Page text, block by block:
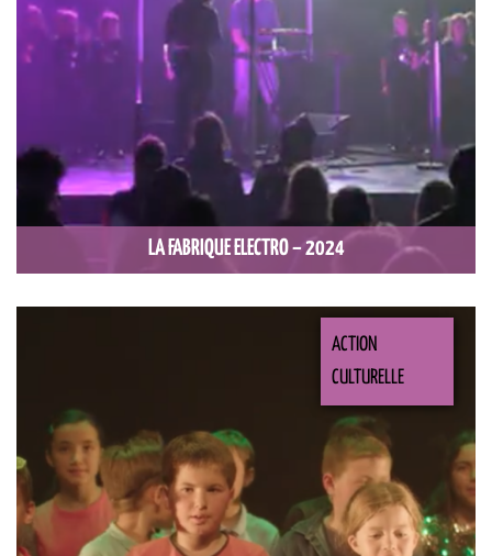
LA FABRIQUE ELECTRO – 2024
ACTION
CULTURELLE